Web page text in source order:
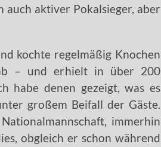
auch aktiver Pokalsieger, aber
kochte regelmäßig Knochen
– und erhielt in über 200
habe denen gezeigt, was es
großem Beifall der Gäste.
immerhin
obgleich er schon während